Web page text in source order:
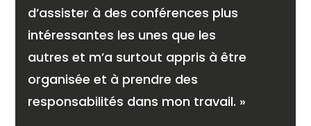
d’assister à des conférences plus
intéressantes les unes que les
autres et m’a surtout appris à être
organisée et à prendre des
responsabilités dans mon travail. »